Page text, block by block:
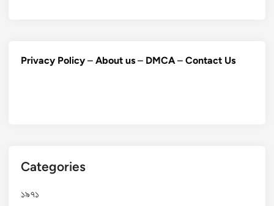
Privacy Policy – About us – DMCA– Contact Us
Categories
১৯৭১